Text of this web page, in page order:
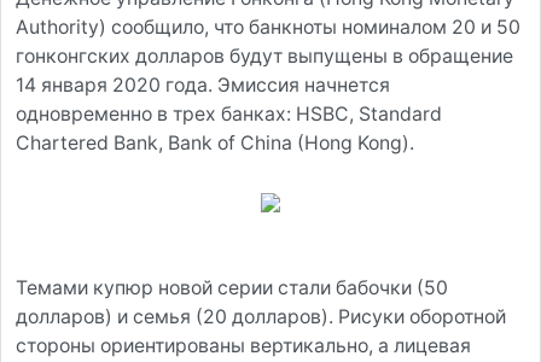
Authority) сообщило, что банкноты номиналом 20 и 50
гонконгских долларов будут выпущены в обращение
14 января 2020 года. Эмиссия начнется
одновременно в трех банках: HSBC, Standard
Chartered Bank, Bank of China (Hong Kong).
Темами купюр новой серии стали бабочки (50
долларов) и семья (20 долларов). Рисуки оборотной
стороны ориентированы вертикально, а лицевая